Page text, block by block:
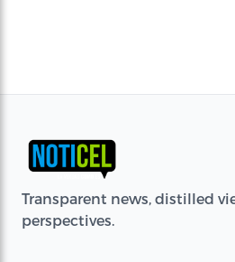
Transparent news, distilled
perspectives.